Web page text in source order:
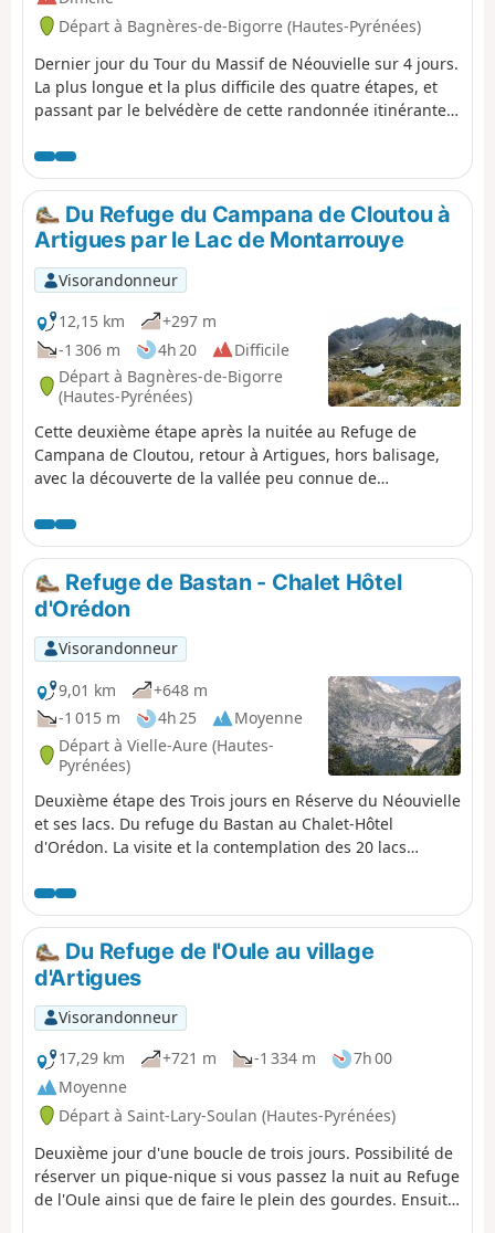
Départ à Bagnères-de-Bigorre (Hautes-Pyrénées)
Dernier jour du Tour du Massif de Néouvielle sur 4 jours.
La plus longue et la plus difficile des quatre étapes, et
passant par le belvédère de cette randonnée itinérante :
sur tout le massif et les lacs alentours.
Du Refuge du Campana de Cloutou à
Artigues par le Lac de Montarrouye
Visorandonneur
12,15 km
+297 m
-1 306 m
4h 20
Difficile
Départ à Bagnères-de-Bigorre
(Hautes-Pyrénées)
Cette deuxième étape après la nuitée au Refuge de
Campana de Cloutou, retour à Artigues, hors balisage,
avec la découverte de la vallée peu connue de
savoir s'orienter.
Refuge de Bastan - Chalet Hôtel
d'Orédon
Visorandonneur
9,01 km
+648 m
-1 015 m
4h 25
Moyenne
Départ à Vielle-Aure (Hautes-
Pyrénées)
Deuxième étape des Trois jours en Réserve du Néouvielle
et ses lacs. Du refuge du Bastan au Chalet-Hôtel
d'Orédon. La visite et la contemplation des 20 lacs
Nationale du Néouvielle qui est protégée par une
réglementation. Merci de la respecter (voir informations
pratiques).
Du Refuge de l'Oule au village
d'Artigues
Visorandonneur
17,29 km
+721 m -1 334 m
7h 00
Moyenne
Départ à Saint-Lary-Soulan (Hautes-Pyrénées)
Deuxième jour d'une boucle de trois jours. Possibilité de
réserver un pique-nique si vous passez la nuit au Refuge
de l'Oule ainsi que de faire le plein des gourdes. Ensuite,